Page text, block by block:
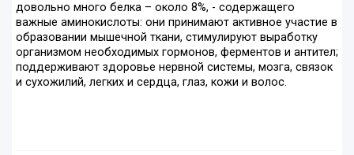
довольно много белка – около 8%, - содержащего
важные аминокислоты: они принимают активное участие в
образовании мышечной ткани, стимулируют выработку
организмом необходимых гормонов, ферментов и антител;
поддерживают здоровье нервной системы, мозга, связок
и сухожилий, легких и сердца, глаз, кожи и волос.